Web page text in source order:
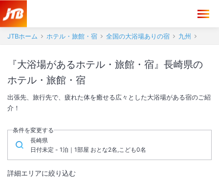
JTBホーム ホテル・旅館・宿 全国の大浴場ありの宿 九州
『大浴場があるホテル・旅館・宿』長崎県の
ホテル・旅館・宿
出張先、旅行先で、疲れた体を癒せる広々とした大浴場がある宿のご紹
介！
条件を変更する
長崎県
日付未定 - 1泊｜1部屋 おとな2名,こども0名
詳細エリアに絞り込む